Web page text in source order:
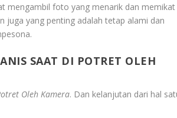
mengambil foto yang menarik dan memikat
juga yang penting adalah tetap alami dan
SAAT DI POTRET OLEH
Oleh Kamera. Dan kelanjutan dari hal